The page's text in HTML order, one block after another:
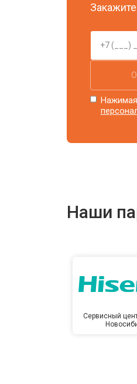
Нажимая
Наши
Сервисный